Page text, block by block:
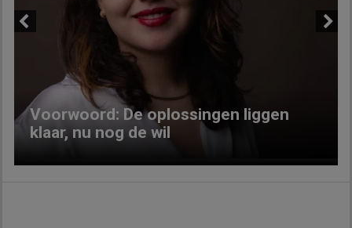
Voorwoord: De oplossingen liggen
klaar, nu nog de wil